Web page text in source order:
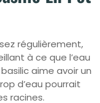
régulièrement,
à ce que l’eau
aime avoir un
d’eau pourrait
racines.